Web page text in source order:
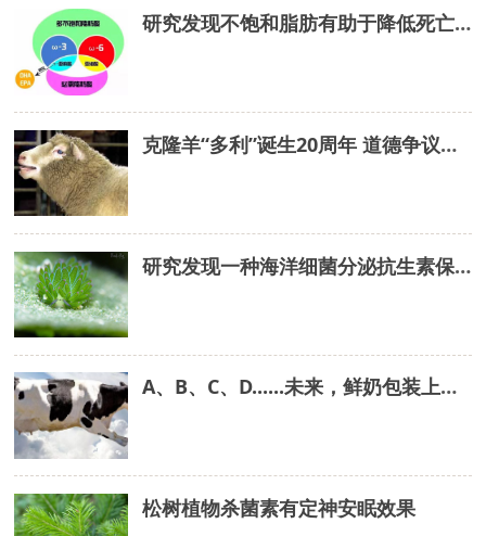
研究发现不饱和脂肪有助于降低死亡率
克隆羊“多利”诞生20周年 道德争议至今难解
研究发现一种海洋细菌分泌抗生素保护养殖藻类
A、B、C、D......未来，鲜奶包装上将明示原奶等级
松树植物杀菌素有定神安眠效果